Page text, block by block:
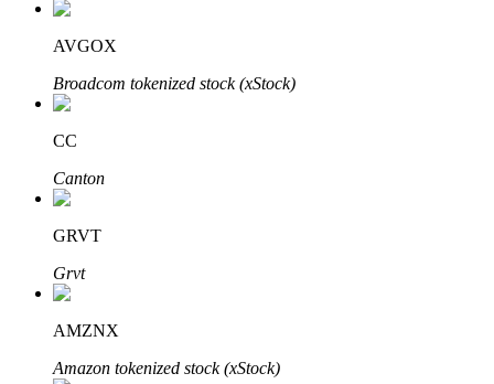
AVGOX
Broadcom tokenized stock (xStock)
CC
Canton
GRVT
Grvt
AMZNX
Amazon tokenized stock (xStock)